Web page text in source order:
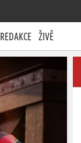
REDAKCE ŽIVĚ